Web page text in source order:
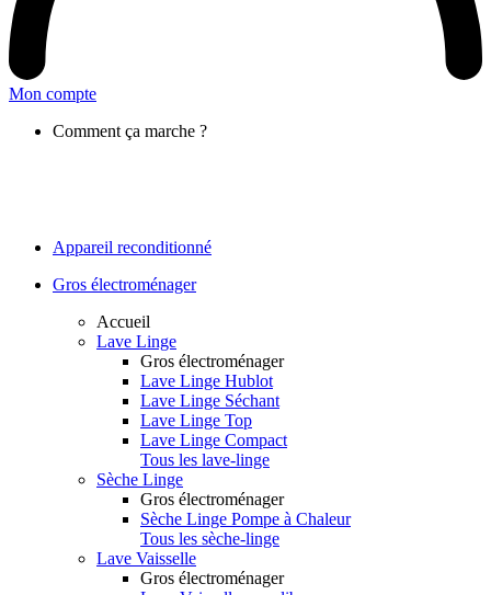
Mon compte
Comment ça marche ?
Appareil reconditionné
Gros électroménager
Accueil
Lave Linge
Gros électroménager
Lave Linge Hublot
Lave Linge Séchant
Lave Linge Top
Lave Linge Compact
Tous les lave-linge
Sèche Linge
Gros électroménager
Sèche Linge Pompe à Chaleur
Tous les sèche-linge
Lave Vaisselle
Gros électroménager